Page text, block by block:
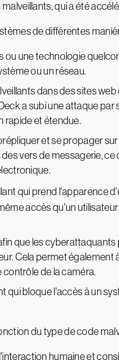
qui a été
de différentes
ou une technologie
ou un réseau.
dans des sites
a subi une attaque
rapide et étendue.
et se propager
vers de messagerie,
qui prend l'apparence
accès qu'un
que les
Cela permet
de la caméra.
qui bloque l'accès à un
du type de code
humaine et